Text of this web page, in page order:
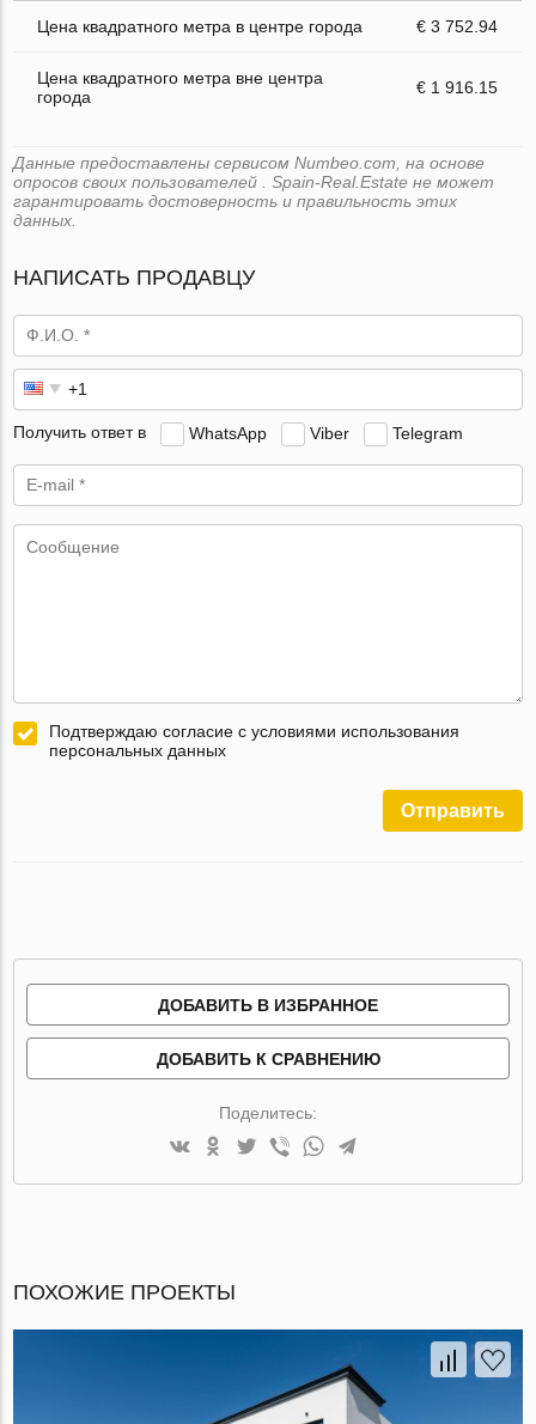
Цена квадратного метра в центре города € 3 752.94
Цена квадратного метра вне центра
города
€ 1 916.15
Данные предоставлены сервисом Numbeo.com, на основе
опросов своих пользователей . Spain-Real.Estate не может
гарантировать достоверность и правильность этих
данных.
НАПИСАТЬ ПРОДАВЦУ
Получить ответ в WhatsApp Viber Telegram
Подтверждаю согласие с условиями использования
персональных данных
Отправить
ДОБАВИТЬ В ИЗБРАННОЕ
ДОБАВИТЬ К СРАВНЕНИЮ
Поделитесь:
ПОХОЖИЕ ПРОЕКТЫ